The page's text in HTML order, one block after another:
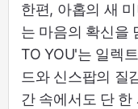
한편, 아홉의 새
는 마음의 확신을
TO YOU'는 일렉
드와 신스팝의 질
간 속에서도 단 한